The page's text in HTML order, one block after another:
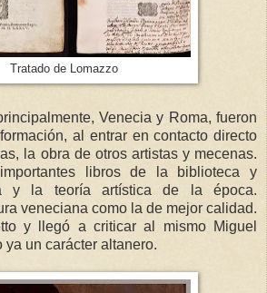
Tratado de Lomazzo
Venecia y Roma, fueron
al entrar en contacto directo
la obra de otros artistas y mecenas.
libros de la biblioteca y
y la teoría artística de la época.
veneciana como la de mejor calidad.
y llegó a criticar al mismo Miguel
un carácter altanero.